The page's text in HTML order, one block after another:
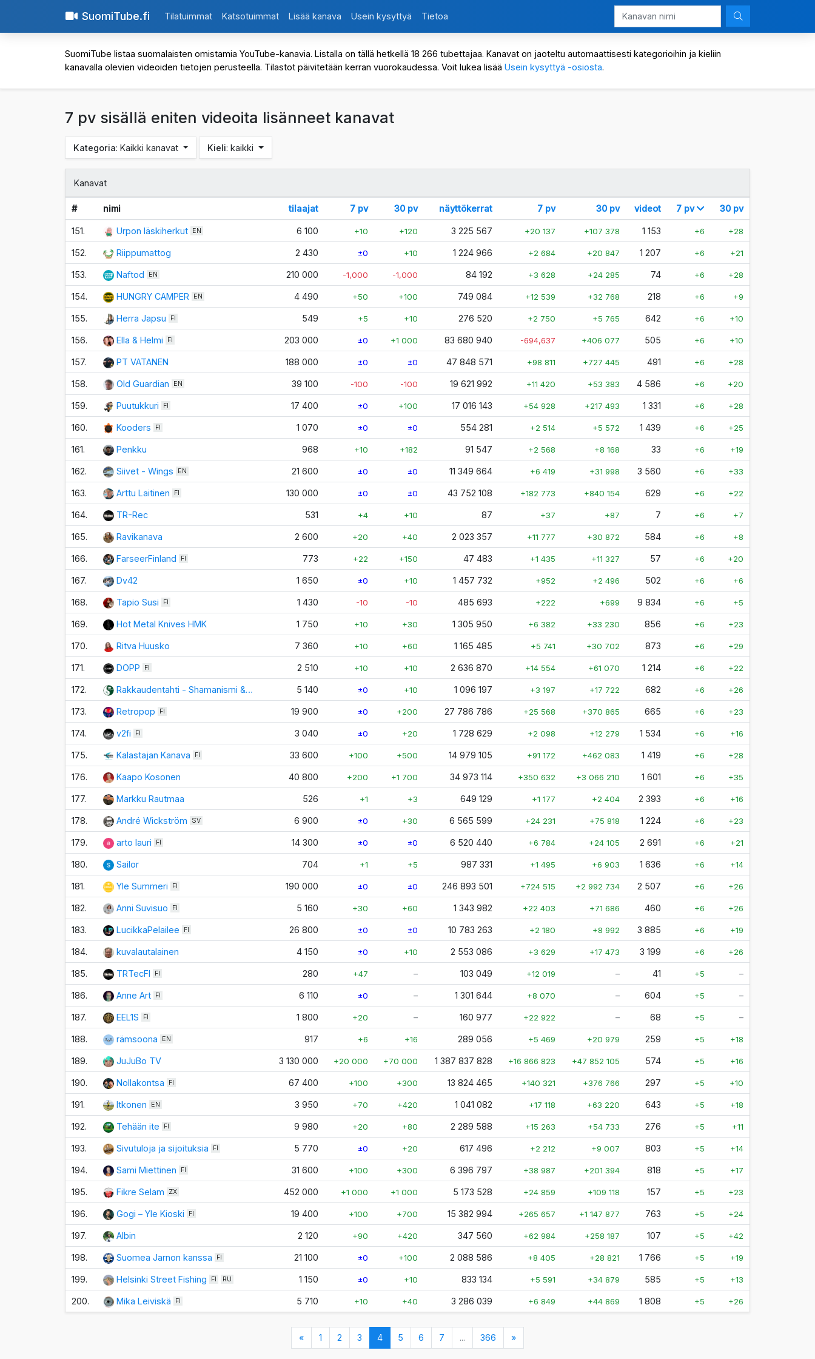
SuomiTube.fi Tilatuimmat Katsotuimmat Lisää kanava Usein kysyttyä Tietoa
SuomiTube listaa suomalaisten omistamia YouTube-kanavia. Listalla on tällä hetkellä 18 266 tubettajaa. Kanavat on jaoteltu automaattisesti kategorioihin ja kieliin
kanavalla olevien videoiden tietojen perusteella. Tilastot päivitetään kerran vuorokaudessa. Voit lukea lisää Usein kysyttyä -osiosta.
7 pv sisällä eniten videoita lisänneet kanavat
Kategoria: Kaikki kanavat Kieli: kaikki
Kanavat
# nimi tilaajat 7 pv 30 pv näyttökerrat 7 pv 30 pv videot 7 pv 30 pv
151. Urpon läskiherkut EN 6 100 +10 +120 3 225 567 +20 137 +107 378 1 153 +6 +28
152. Riippumattog 2 430 ±0 +10 1 224 966 +2 684 +20 847 1 207 +6 +21
153. Naftod EN 210 000 -1,000 -1,000 84 192 +3 628 +24 285 74 +6 +28
154. HUNGRY CAMPER EN 4 490 +50 +100 749 084 +12 539 +32 768 218 +6 +9
155. Herra Japsu FI 549 +5 +10 276 520 +2 750 +5 765 642 +6 +10
156. Ella & Helmi FI 203 000 ±0 +1 000 83 680 940 -694,637 +406 077 505 +6 +10
157. PT VATANEN 188 000 ±0 ±0 47 848 571 +98 811 +727 445 491 +6 +28
158. Old Guardian EN 39 100 -100 -100 19 621 992 +11 420 +53 383 4 586 +6 +20
159. Puutukkuri FI 17 400 ±0 +100 17 016 143 +54 928 +217 493 1 331 +6 +28
160. Kooders FI 1 070 ±0 ±0 554 281 +2 514 +5 572 1 439 +6 +25
161. Penkku 968 +10 +182 91 547 +2 568 +8 168 33 +6 +19
162. Siivet - Wings EN 21 600 ±0 ±0 11 349 664 +6 419 +31 998 3 560 +6 +33
163. Arttu Laitinen FI 130 000 ±0 ±0 43 752 108 +182 773 +840 154 629 +6 +22
164. TR-Rec 531 +4 +10 87 +37 +87 7 +6 +7
165. Ravikanava 2 600 +20 +40 2 023 357 +11 777 +30 872 584 +6 +8
166. FarseerFinland FI 773 +22 +150 47 483 +1 435 +11 327 57 +6 +20
167. Dv42 1 650 ±0 +10 1 457 732 +952 +2 496 502 +6 +6
168. Tapio Susi FI 1 430 -10 -10 485 693 +222 +699 9 834 +6 +5
169. Hot Metal Knives HMK 1 750 +10 +30 1 305 950 +6 382 +33 230 856 +6 +23
170. Ritva Huusko 7 360 +10 +60 1 165 485 +5 741 +30 702 873 +6 +29
171. DOPP FI 2 510 +10 +10 2 636 870 +14 554 +61 070 1 214 +6 +22
172. Rakkaudentahti - Shamanismi &… 5 140 ±0 +10 1 096 197 +3 197 +17 722 682 +6 +26
173. Retropop FI 19 900 ±0 +200 27 786 786 +25 568 +370 865 665 +6 +23
174. v2fi FI 3 040 ±0 +20 1 728 629 +2 098 +12 279 1 534 +6 +16
175. Kalastajan Kanava FI 33 600 +100 +500 14 979 105 +91 172 +462 083 1 419 +6 +28
176. Kaapo Kosonen 40 800 +200 +1 700 34 973 114 +350 632 +3 066 210 1 601 +6 +35
177. Markku Rautmaa 526 +1 +3 649 129 +1 177 +2 404 2 393 +6 +16
178. André Wickström SV 6 900 ±0 +30 6 565 599 +24 231 +75 818 1 224 +6 +23
179. arto lauri FI 14 300 ±0 ±0 6 520 440 +6 784 +24 105 2 691 +6 +21
180. Sailor 704 +1 +5 987 331 +1 495 +6 903 1 636 +6 +14
181. Yle Summeri FI 190 000 ±0 ±0 246 893 501 +724 515 +2 992 734 2 507 +6 +26
182. Anni Suvisuo FI 5 160 +30 +60 1 343 982 +22 403 +71 686 460 +6 +26
183. LucikkaPelailee FI 26 800 ±0 ±0 10 783 263 +2 180 +8 992 3 885 +6 +19
184. kuvalautalainen 4 150 ±0 +10 2 553 086 +3 629 +17 473 3 199 +6 +26
185. TRTecFI FI 280 +47 – 103 049 +12 019 – 41 +5 –
186. Anne Art FI 6 110 ±0 – 1 301 644 +8 070 – 604 +5 –
187. EEL1S FI 1 800 +20 – 160 977 +22 922 – 68 +5 –
188. rämsoona EN 917 +6 +16 289 056 +5 469 +20 979 259 +5 +18
189. JuJuBo TV 3 130 000 +20 000 +70 000 1 387 837 828 +16 866 823 +47 852 105 574 +5 +16
190. Nollakontsa FI 67 400 +100 +300 13 824 465 +140 321 +376 766 297 +5 +10
191. Itkonen EN 3 950 +70 +420 1 041 082 +17 118 +63 220 643 +5 +18
192. Tehään ite FI 9 980 +20 +80 2 289 588 +15 263 +54 733 276 +5 +11
193. Sivutuloja ja sijoituksia FI 5 770 ±0 +20 617 496 +2 212 +9 007 803 +5 +14
194. Sami Miettinen FI 31 600 +100 +300 6 396 797 +38 987 +201 394 818 +5 +17
195. Fikre Selam ZX 452 000 +1 000 +1 000 5 173 528 +24 859 +109 118 157 +5 +23
196. Gogi – Yle Kioski FI 19 400 +100 +700 15 382 994 +265 657 +1 147 877 763 +5 +24
197. Albin 2 120 +90 +420 347 560 +62 984 +258 187 107 +5 +42
198. Suomea Jarnon kanssa FI 21 100 ±0 +100 2 088 586 +8 405 +28 821 1 766 +5 +19
199. Helsinki Street Fishing FI RU 1 150 ±0 +10 833 134 +5 591 +34 879 585 +5 +13
200. Mika Leiviskä FI 5 710 +10 +40 3 286 039 +6 849 +44 869 1 808 +5 +26
« 1 2 3 4(nykyinen)
5 6 7 ... 366 »